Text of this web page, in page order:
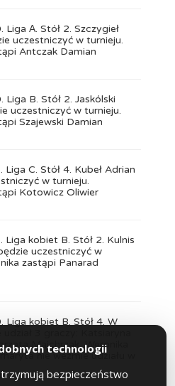
А. Stół 2. Szczygieł
uczestniczyć w turnieju.
Antczak Damian
B. Stół 2. Jaskólski
uczestniczyć w turnieju.
Szajewski Damian
C. Stół 4. Kubeł Adrian
w turnieju.
Kotowicz Oliwier
Liga kobiet B. Stół 2. Kulnis
uczestniczyć w
zastąpi Panarad
Liga kobiet B. Stół 4. W
Majchrzak, Weronika
nie weźmie udziału w
technologii
bezpieczeństwo